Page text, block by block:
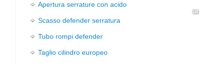
Apertura serrature con acido
Scasso defender serratura
Tubo rompi defender
Taglio cilindro europeo